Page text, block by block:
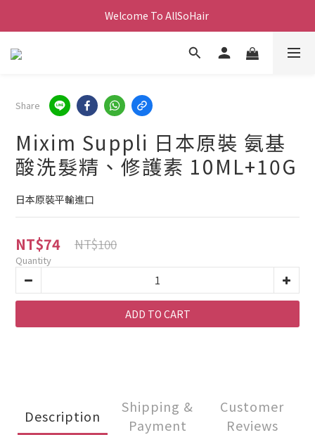
Welcome To AllSoHair
Share
Mixim Suppli 日本原裝 氨基
酸洗髮精、修護素 10ML+10G
日本原裝平輸進口
NT$74 NT$100
Quantity
ADD TO CART
Description
Shipping &
Payment
Customer
Reviews